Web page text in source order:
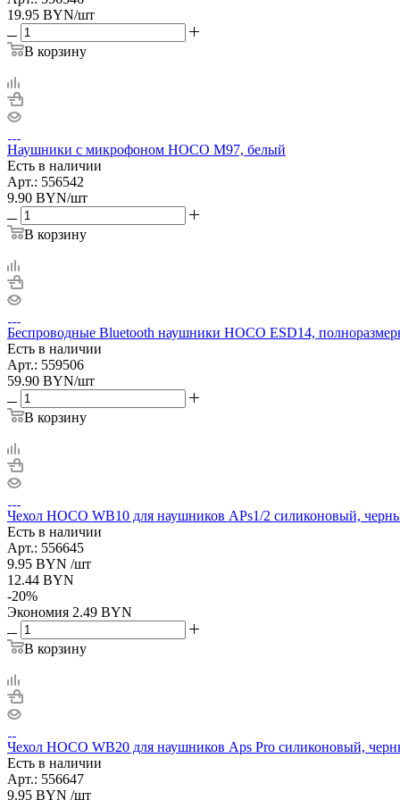
19.95 BYN/шт
В корзину
Наушники с микрофоном HOCO M97, белый
Есть в наличии
Арт.: 556542
9.90 BYN/шт
В корзину
Беспроводные Bluetooth наушники HOCO ESD14,
Есть в наличии
Арт.: 559506
59.90 BYN/шт
В корзину
Чехол HOCO WB10 для наушников APs1/2 силиконовый,
Есть в наличии
Арт.: 556645
9.95 BYN /шт
12.44 BYN
-20%
Экономия 2.49 BYN
В корзину
Чехол HOCO WB20 для наушников Aps Pro силиконовый,
Есть в наличии
Арт.: 556647
9.95 BYN /шт